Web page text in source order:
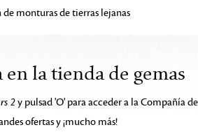
monturas de tierras lejanas
la tienda de gemas
2y pulsad 'O' para acceder a la Compañía
ofertas y ¡mucho más!